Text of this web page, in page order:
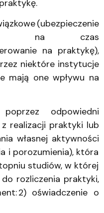
(ubezpieczenie
na czas
na praktykę),
niektóre instytucje
mają one wpływu na
odpowiedni
realizacji praktyki lub
własnej aktywności
i porozumienia), która
studiów, w której
rozliczenia praktyki,
2) oświadczenie o